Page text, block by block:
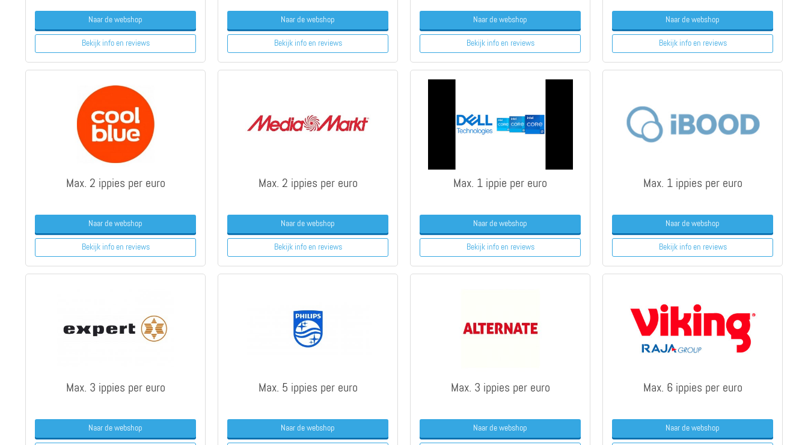
Naar de webshop
Bekijk infoen reviews
Naar de webshop
Bekijk infoen reviews
Naar de webshop
Bekijk infoen reviews
Naar de webshop
Bekijk infoen reviews
Max. 2 ippies per euro
Naar de webshop
Bekijk infoen reviews
Max. 2 ippies per euro
Naar de webshop
Bekijk infoen reviews
Max. 1 ippie per euro
Naar de webshop
Bekijk infoen reviews
Max. 1 ippies per euro
Naar de webshop
Bekijk infoen reviews
Max. 3 ippies per euro
Naar de webshop
Max. 5 ippies per euro
Naar de webshop
Max. 3 ippies per euro
Naar de webshop
Max. 6 ippies per euro
Naar de webshop